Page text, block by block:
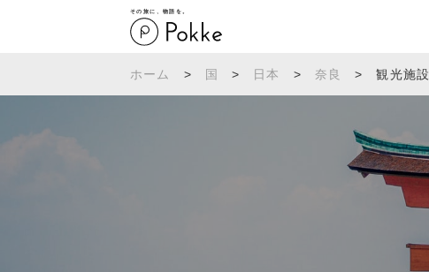
その旅に、物語を。
ホーム > 国 > 日本 > 奈良 > 観光施設